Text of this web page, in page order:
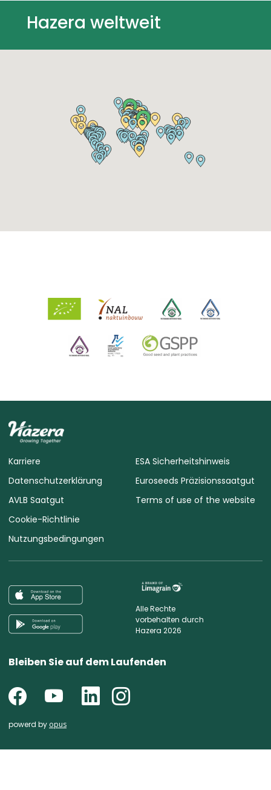
Hazera weltweit
Karriere
Datenschutzerklärung
AVLB Saatgut
Cookie-Richtlinie
Nutzungsbedingungen
ESA Sicherheitshinweis
Euroseeds Präzisionssaatgut
Terms of use of the website
Alle Rechte
vorbehalten durch
Hazera 2026
Bleiben Sie auf dem Laufenden
powerd by opus